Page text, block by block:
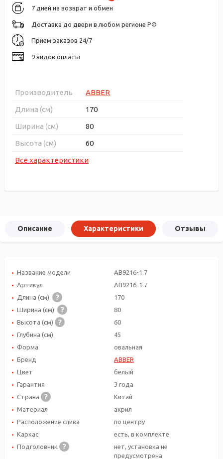
7 дней на возврат и обмен
Доставка до двери в любом регионе РФ
Прием заказов 24/7
9 видов оплаты
Производитель
ABBER
Длина (см)
170
Ширина (см)
80
Высота (см)
60
Все характеристики
Описание Характеристики Отзывы
Название модели
AB9216-1.7
Артикул
AB9216-1.7
Длина (см)
170
Ширина (см)
80
Высота (см)
60
Глубина (см)
45
Форма
овальная
Бренд
ABBER
Цвет
белый
Гарантия
3 года
Страна
Китай
Материал
акрил
Расположение слива
по центру
Каркас
есть, в комплекте
Подголовник
нет, установка не
предусмотрена